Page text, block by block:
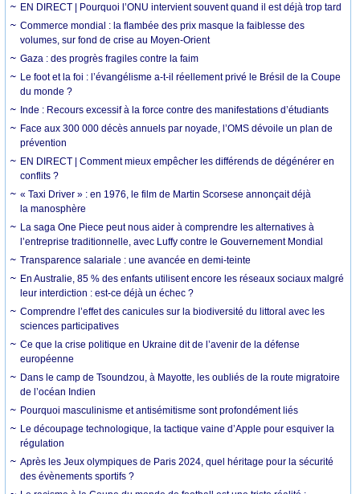
EN DIRECT | Pourquoi l’ONU intervient souvent quand il est déjà trop tard
Commerce mondial : la flambée des prix masque la faiblesse des
volumes, sur fond de crise au Moyen-Orient
Gaza : des progrès fragiles contre la faim
Le foot et la foi : l’évangélisme a-t-il réellement privé le Brésil de la Coupe
du monde ?
Inde : Recours excessif à la force contre des manifestations d’étudiants
Face aux 300 000 décès annuels par noyade, l’OMS dévoile un plan de
prévention
EN DIRECT | Comment mieux empêcher les différends de dégénérer en
conflits ?
« Taxi Driver » : en 1976, le film de Martin Scorsese annonçait déjà
la manosphère
La saga One Piece peut nous aider à comprendre les alternatives à
l’entreprise traditionnelle, avec Luffy contre le Gouvernement Mondial
Transparence salariale : une avancée en demi-teinte
En Australie, 85 % des enfants utilisent encore les réseaux sociaux malgré
leur interdiction : est-ce déjà un échec ?
Comprendre l’effet des canicules sur la biodiversité du littoral avec les
sciences participatives
Ce que la crise politique en Ukraine dit de l’avenir de la défense
européenne
Dans le camp de Tsoundzou, à Mayotte, les oubliés de la route migratoire
de l’océan Indien
Pourquoi masculinisme et antisémitisme sont profondément liés
Le découpage technologique, la tactique vaine d’Apple pour esquiver la
régulation
Après les Jeux olympiques de Paris 2024, quel héritage pour la sécurité
des évènements sportifs ?